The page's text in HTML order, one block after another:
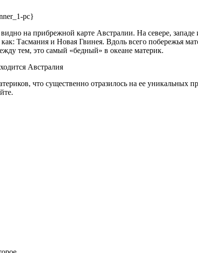
pc}
на прибрежной карте Австралии. На севере,
Тасмания и Новая Гвинея. Вдоль всего побережья
тем, это самый «бедный» в океане материк.
что существенно отразилось на ее уникальных